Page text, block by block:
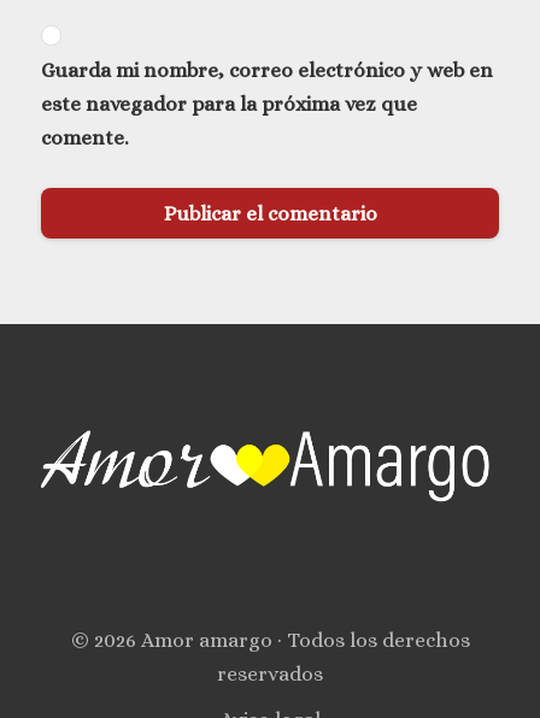
Guarda mi nombre, correo electrónico y web en
este navegador para la próxima vez que
comente.
© 2026 Amor amargo · Todos los derechos
reservados